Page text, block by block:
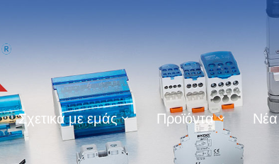
Σχετικά με εμάς Προϊόντα Νέα